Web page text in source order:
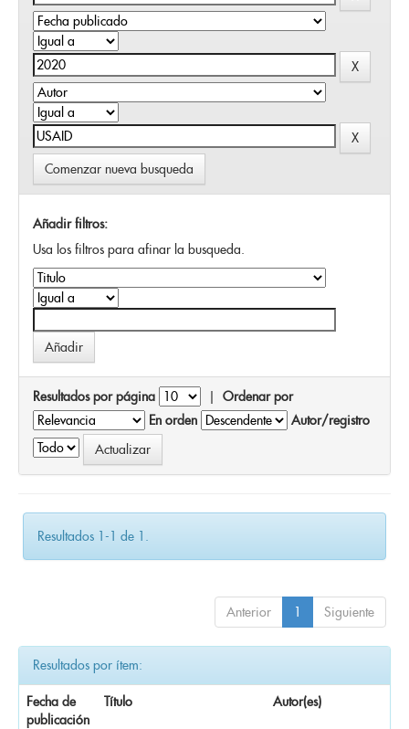
Comenzar nueva busqueda
Añadir filtros:
Usa los filtros para afinar la busqueda.
Resultados por página | Ordenar por
En orden
Autor/registro
Resultados 1-1 de 1.
Anterior 1 Siguiente
Resultados por ítem:
Fecha de
publicación
Título Autor(es)